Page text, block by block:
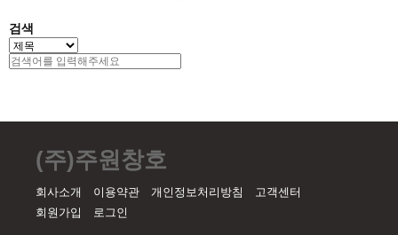
검색
(주)주원창호
회사소개 이용약관 개인정보처리방침
고객센터
회원가입
로그인